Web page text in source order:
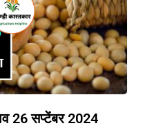
26 सप्टेंबर 2024